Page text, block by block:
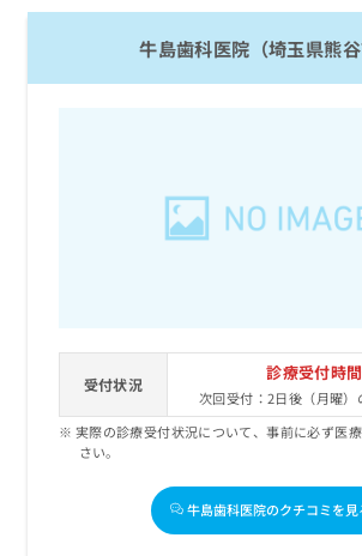
牛島歯科医院（埼玉県熊谷
受付状況
診療受付時
次回受付：2日後（月曜
実際の診療受付状況について、事前に必ず医
さい。
牛島歯科医院のクチコミを見